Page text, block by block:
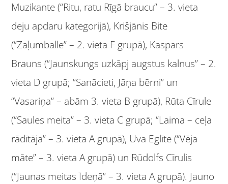
Muzikante (“Ritu, ratu Rīgā braucu” – 3. vieta
deju apdaru kategorijā), Krišjānis Bite
(“Zaļumballe” – 2. vieta F grupā), Kaspars
Brauns (“Jaunskungs uzkāpj augstus kalnus” – 2.
vieta D grupā; “Sanācieti, Jāņa bērni” un
“Vasariņa” – abām 3. vieta B grupā), Rūta Cīrule
(“Saules meita” – 3. vieta C grupā; “Laima – ceļa
rādītāja” – 3. vieta A grupā), Uva Eglīte (“Vēja
māte” – 3. vieta A grupā) un Rūdolfs Cīrulis
(“Jaunas meitas Īdeņā” – 3. vieta A grupā). Jauno